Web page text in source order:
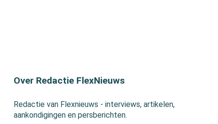
Over Redactie FlexNieuws
Redactie van Flexnieuws - interviews, artikelen,
aankondigingen en persberichten.